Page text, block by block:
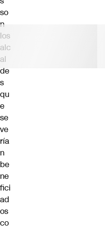
so
n
los
alc
al
de
s
qu
e
se
ve
ría
n
be
ne
fici
ad
os
co